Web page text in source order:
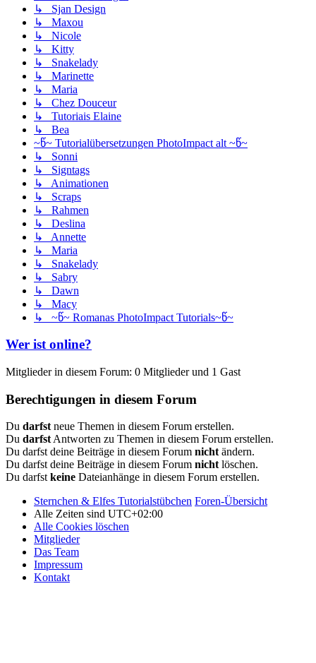
↳ Sjan Design
↳ Maxou
↳ Nicole
↳ Kitty
↳ Snakelady
↳ Marinette
↳ Maria
↳ Chez Douceur
↳ Tutoriais Elaine
↳ Bea
~წ~ Tutorialübersetzungen PhotoImpact alt ~წ~
↳ Sonni
↳ Signtags
↳ Animationen
↳ Scraps
↳ Rahmen
↳ Deslina
↳ Annette
↳ Maria
↳ Snakelady
↳ Sabry
↳ Dawn
↳ Macy
↳ ~წ~ Romanas PhotoImpact Tutorials~წ~
Wer ist online?
Mitglieder in diesem Forum: 0 Mitglieder und 1 Gast
Berechtigungen in diesem Forum
Du darfstneue Themen in diesem Forum erstellen.
Du darfstAntworten zu Themen in diesem Forum erstellen.
Du darfst deine Beiträge in diesem Forum nichtändern.
Du darfst deine Beiträge in diesem Forum nichtlöschen.
Du darfstkeine Dateianhänge in diesem Forum erstellen.
Sternchen & Elfes Tutorialstübchen Foren-Übersicht
Alle Zeiten sind UTC+02:00
Alle Cookies löschen
Mitglieder
Das Team
Impressum
Kontakt